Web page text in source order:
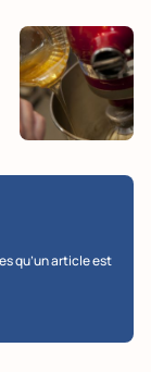
qu’un article est